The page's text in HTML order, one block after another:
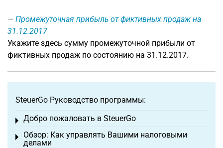
Промежуточная прибыль от фиктивных продаж на
31.12.2017
Укажите здесь сумму промежуточной прибыли от
фиктивных продаж по состоянию на 31.12.2017.
SteuerGo Руководство программы:
Добро пожаловать в SteuerGo
Toggle menu
Обзор: Как управлять Вашими налоговыми
делами
Toggle menu